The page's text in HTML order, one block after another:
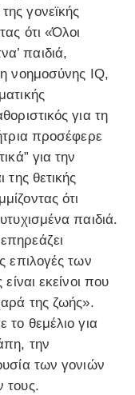
γονεϊκής
ότι «Όλοι
παιδιά,
νοημοσύνης IQ,
για τη
προσέφερε
για την
της θετικής
ότι
παιδιά.
επιλογές των
εκείνοι που
της ζωής».
θεμέλιο για
την
των γονιών
τους.